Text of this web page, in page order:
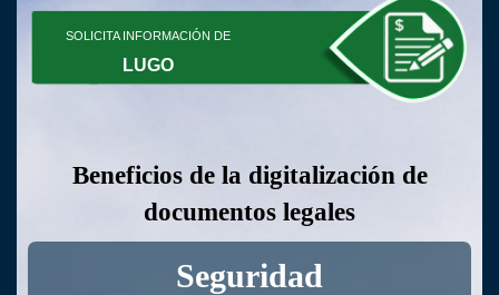
SOLICITA INFORMACIÓN DE
LUGO
Beneficios de la digitalización de
documentos legales
Seguridad